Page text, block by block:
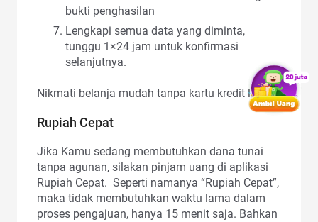
bukti penghasilan
Lengkapi semua data yang diminta,
tunggu 1×24 jam untuk konfirmasi
selanjutnya.
Nikmati belanja mudah tanpa kartu kredit lagi.
Rupiah Cepat
Jika Kamu sedang membutuhkan dana tunai
tanpa agunan, silakan pinjam uang di aplikasi
Rupiah Cepat. Seperti namanya “Rupiah Cepat”,
maka tidak membutuhkan waktu lama dalam
proses pengajuan, hanya 15 menit saja. Bahkan